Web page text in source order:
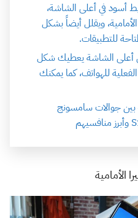
في أعلى الشاشة،
ويقلل أيضاً بشكل
للتطبيقات.
أعلى الشاشة يعطيك شكل
للهواتف، كما يمكنك
بين جوالات سامسونج
الأمامية